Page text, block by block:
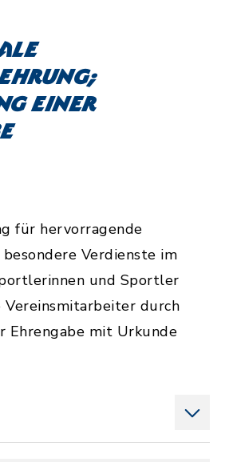
einer
für hervorragende
Verdienste im
und Sportler
durch
Ehrengabe mit Urkunde